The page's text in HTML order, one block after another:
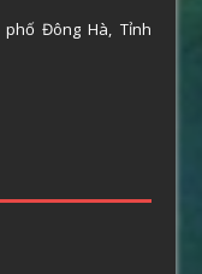
Đông Hà, Tỉnh